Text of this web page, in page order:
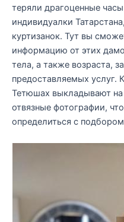
теряли драгоценные
индивидуалки
куртизанок. Тут вы
информацию от этих
тела, а также возраста,
предоставляемых услуг.
Тетюшах выкладывают
отвязные фотографии,
определиться с